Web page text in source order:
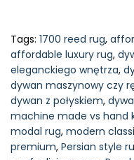
Tags: 1700 reed rug,
affordable luxury rug,
eleganckiego wnętrza,
dywan maszynowy czy
dywan z połyskiem,
machine made vs hand
modal rug, modern
premium, Persian style